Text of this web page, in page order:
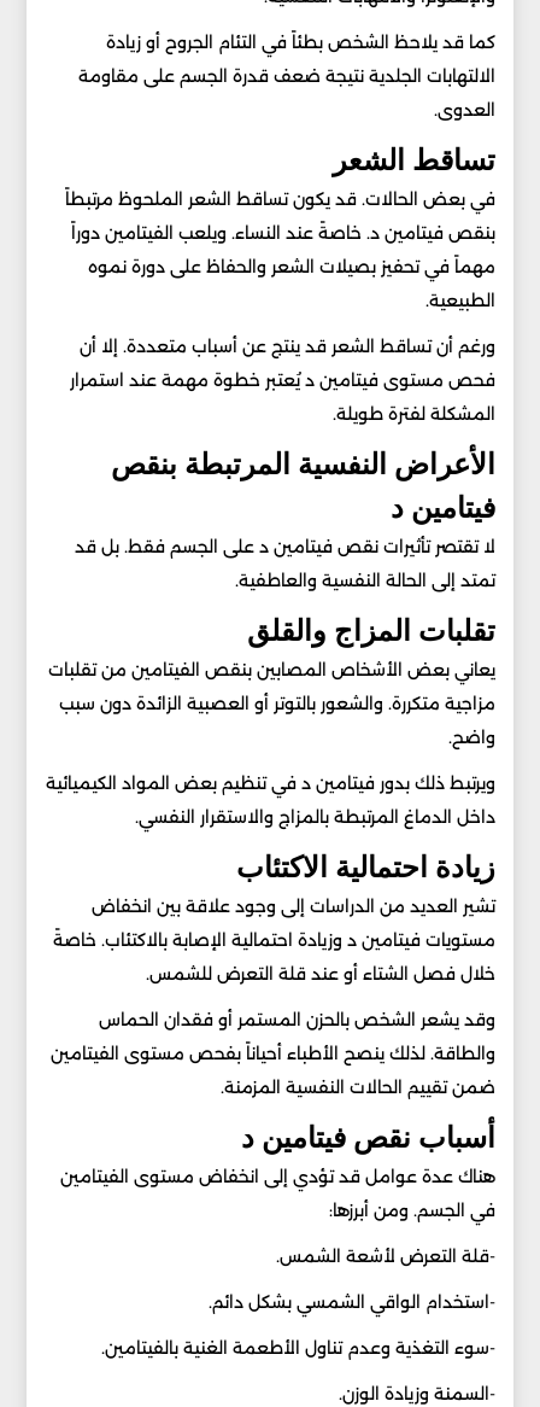
كما قد يلاحظ الشخص بطئاً في التئام الجروح أو زيادة
الالتهابات الجلدية نتيجة ضعف قدرة الجسم على مقاومة
العدوى.
تساقط الشعر
في بعض الحالات. قد يكون تساقط الشعر الملحوظ مرتبطاً
بنقص فيتامين د. خاصةً عند النساء. ويلعب الفيتامين دوراً
مهماً في تحفيز بصيلات الشعر والحفاظ على دورة نموه
الطبيعية.
ورغم أن تساقط الشعر قد ينتج عن أسباب متعددة. إلا أن
فحص مستوى فيتامين د يُعتبر خطوة مهمة عند استمرار
المشكلة لفترة طويلة.
الأعراض النفسية المرتبطة بنقص
فيتامين د
لا تقتصر تأثيرات نقص فيتامين د على الجسم فقط. بل قد
تمتد إلى الحالة النفسية والعاطفية.
تقلبات المزاج والقلق
يعاني بعض الأشخاص المصابين بنقص الفيتامين من تقلبات
مزاجية متكررة. والشعور بالتوتر أو العصبية الزائدة دون سبب
واضح.
ويرتبط ذلك بدور فيتامين د في تنظيم بعض المواد الكيميائية
داخل الدماغ المرتبطة بالمزاج والاستقرار النفسي.
زيادة احتمالية الاكتئاب
تشير العديد من الدراسات إلى وجود علاقة بين انخفاض
مستويات فيتامين د وزيادة احتمالية الإصابة بالاكتئاب. خاصةً
خلال فصل الشتاء أو عند قلة التعرض للشمس.
وقد يشعر الشخص بالحزن المستمر أو فقدان الحماس
والطاقة. لذلك ينصح الأطباء أحياناً بفحص مستوى الفيتامين
ضمن تقييم الحالات النفسية المزمنة.
أسباب نقص فيتامين د
هناك عدة عوامل قد تؤدي إلى انخفاض مستوى الفيتامين
في الجسم. ومن أبرزها:
-قلة التعرض لأشعة الشمس.
-استخدام الواقي الشمسي بشكل دائم.
-سوء التغذية وعدم تناول الأطعمة الغنية بالفيتامين.
-السمنة وزيادة الوزن.